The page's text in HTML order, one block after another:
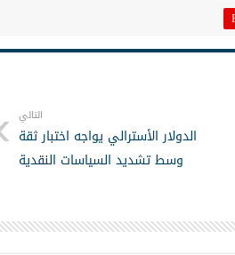
التالي
الدولار الأسترالي يواجه اختبار ثقة
وسط تشديد السياسات النقدية